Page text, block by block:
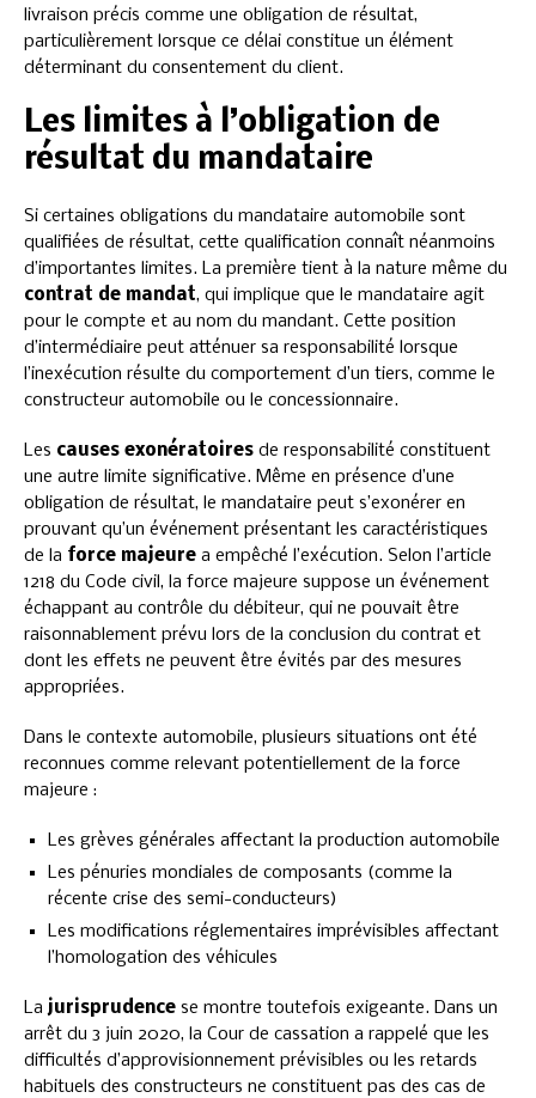
livraison précis comme une obligation de résultat,
particulièrement lorsque ce délai constitue un élément
déterminant du consentement du client.
Les limites à l’obligation de
résultat du mandataire
Si certaines obligations du mandataire automobile sont
qualifiées de résultat, cette qualification connaît néanmoins
d’importantes limites. La première tient à la nature même du
contrat de mandat, qui implique que le mandataire agit
pour le compte et au nom du mandant. Cette position
d’intermédiaire peut atténuer sa responsabilité lorsque
l’inexécution résulte du comportement d’un tiers, comme le
constructeur automobile ou le concessionnaire.
Les causes exonératoires de responsabilité constituent
une autre limite significative. Même en présence d’une
obligation de résultat, le mandataire peut s’exonérer en
prouvant qu’un événement présentant les caractéristiques
de la force majeure a empêché l’exécution. Selon l’article
1218 du Code civil, la force majeure suppose un événement
échappant au contrôle du débiteur, qui ne pouvait être
raisonnablement prévu lors de la conclusion du contrat et
dont les effets ne peuvent être évités par des mesures
appropriées.
Dans le contexte automobile, plusieurs situations ont été
reconnues comme relevant potentiellement de la force
majeure :
Les grèves générales affectant la production automobile
Les pénuries mondiales de composants (comme la
récente crise des semi-conducteurs)
Les modifications réglementaires imprévisibles affectant
l’homologation des véhicules
La jurisprudence se montre toutefois exigeante. Dans un
arrêt du 3 juin 2020, la Cour de cassation a rappelé que les
difficultés d’approvisionnement prévisibles ou les retards
habituels des constructeurs ne constituent pas des cas de